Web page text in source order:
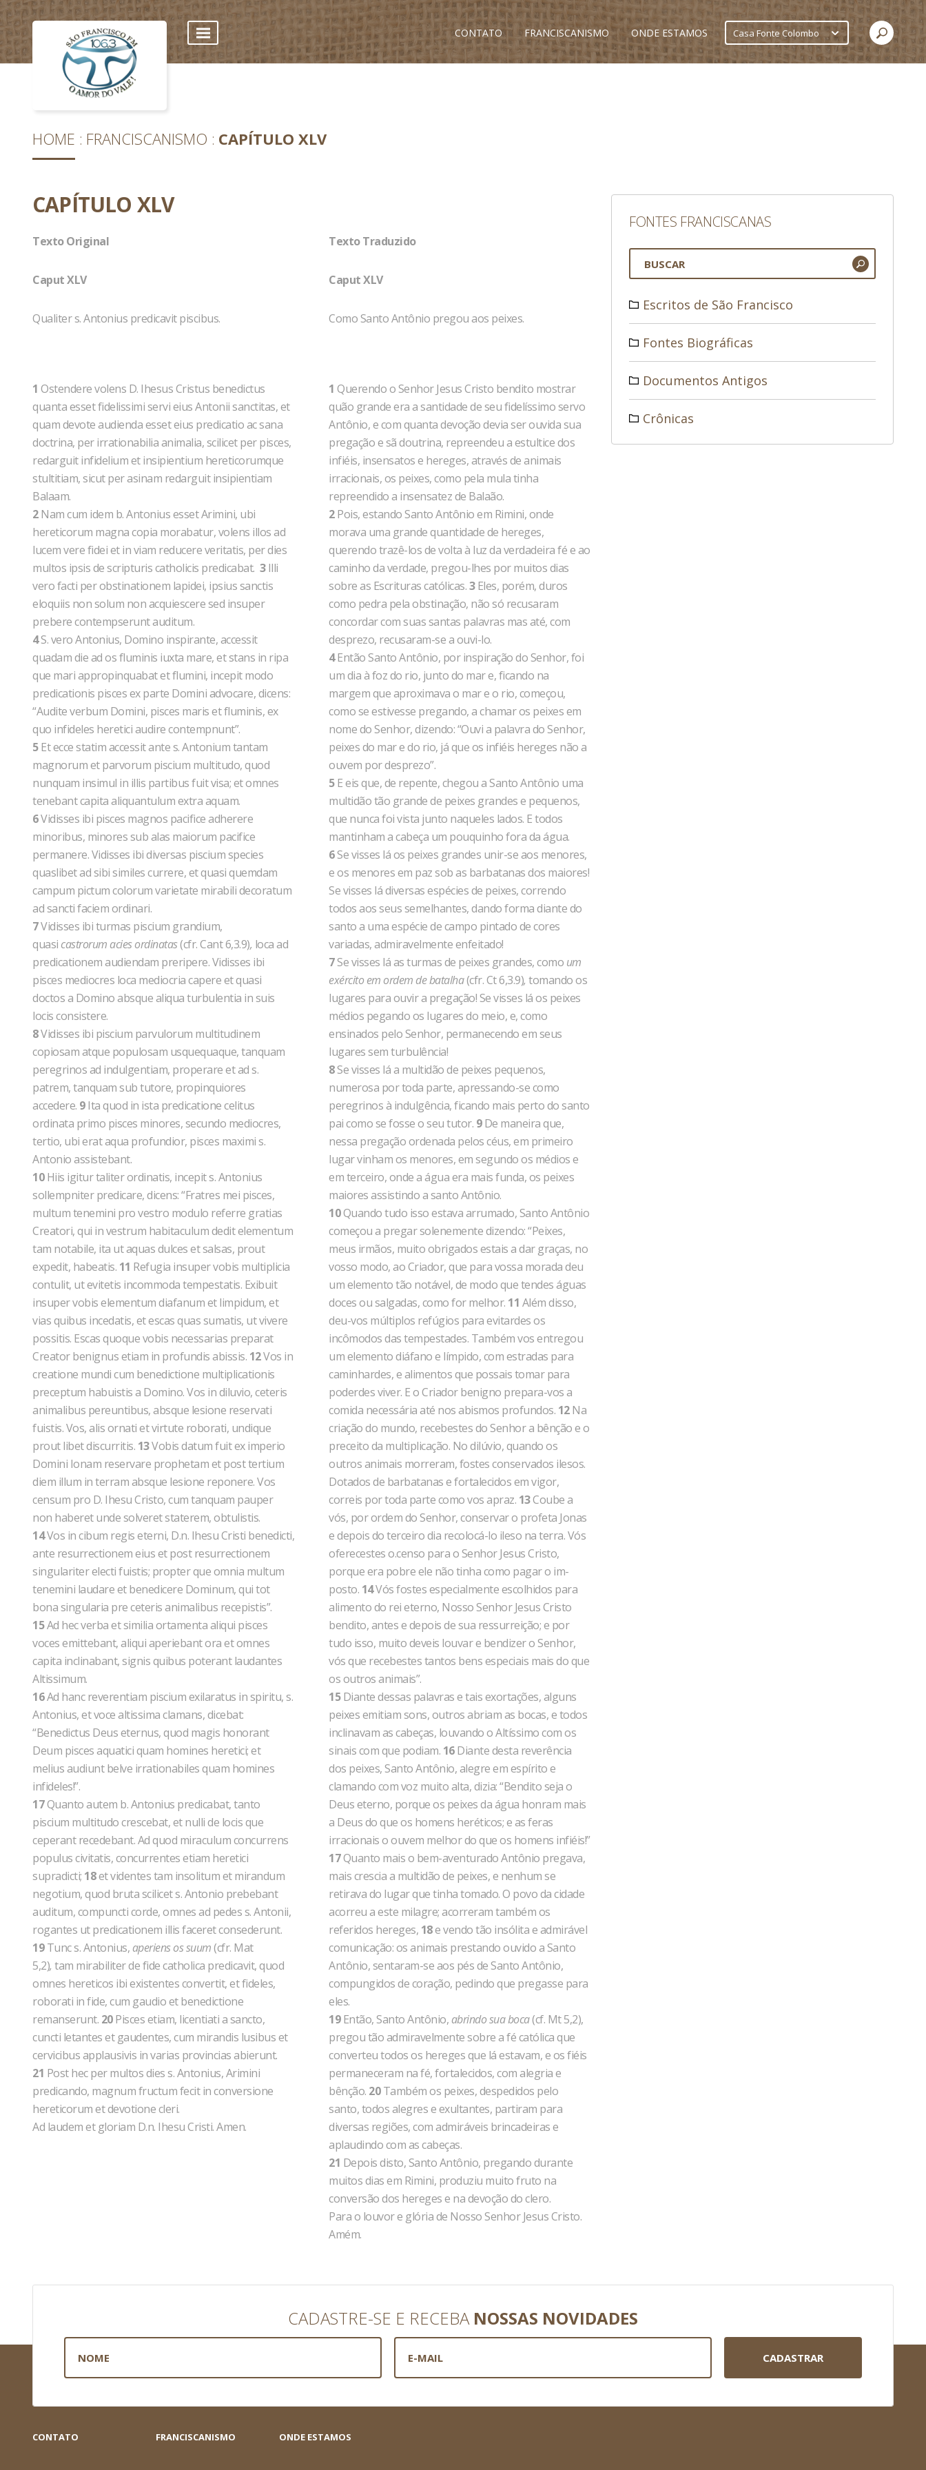
CONTATO FRANCISCANISMO ONDE ESTAMOS Casa Fonte Colombo
HOME FRANCISCANISMO CAPÍTULO XLV
CAPÍTULO XLV
Texto Original
Caput XLV
Qualiter s. Antonius predicavit piscibus.
1 Ostendere volens D. Ihesus Cristus benedictus
quanta esset fidelissimi servi eius Antonii sanctitas, et
quam devote audienda esset eius predicatio ac sana
doctrina, per irrationabilia animalia, scilicet per pisces,
redarguit infidelium et insipientium hereticorumque
stultitiam, sicut per asinam redarguit insipientiam
Balaam.
2Nam cum idem b. Antonius esset Arimini, ubi
hereticorum magna copia morabatur, volens illos ad
lucem vere fidei et in viam reducere veritatis, per dies
multos ipsis de scripturis catholicis predicabat. 3Illi
vero facti per obstinationem lapidei, ipsius sanctis
eloquiis non solum non acquiescere sed insuper
prebere contempserunt auditum.
4S. vero Antonius, Domino inspirante, accessit
quadam die ad os fluminis iuxta mare, et stans in ripa
que mari appropinquabat et flumini, incepit modo
predicationis pisces ex parte Domini advocare, dicens:
“Audite verbum Domini, pisces maris et fluminis, ex
quo infideles heretici audire contempnunt”.
5Et ecce statim accessit ante s. Antonium tantam
magnorum et parvorum piscium multitudo, quod
nunquam insimul in illis partibus fuit visa; et omnes
tenebant capita aliquantulum extra aquam.
6Vidisses ibi pisces magnos pacifice adherere
minoribus, minores sub alas maiorum pacifice
permanere. Vidisses ibi diversas piscium species
quaslibet ad sibi similes currere, et quasi quemdam
campum pictum colorum varietate mirabili decoratum
ad sancti faciem ordinari.
7Vidisses ibi turmas piscium grandium,
quasi castrorum acies ordinatas(cfr. Cant 6,3.9), loca ad
predicationem audiendam preripere. Vidisses ibi
pisces mediocres loca mediocria capere et quasi
doctos a Domino absque aliqua turbulentia in suis
locis consistere.
8Vidisses ibi piscium parvulorum multitudinem
copiosam atque populosam usquequaque, tanquam
peregrinos ad indulgentiam, properare et ad s.
patrem, tanquam sub tutore, propinquiores
accedere. 9Ita quod in ista predicatione celitus
ordinata primo pisces minores, secundo mediocres,
tertio, ubi erat aqua profundior, pisces maximi s.
Antonio assistebant.
10Hiis igitur taliter ordinatis, incepit s. Antonius
sollempniter predicare, dicens: “Fratres mei pisces,
multum tenemini pro vestro modulo referre gratias
Creatori, qui in vestrum habitaculum dedit elementum
tam notabile, ita ut aquas dulces et salsas, prout
expedit, habeatis. 11 Refugia insuper vobis multiplicia
contulit, ut evitetis incommoda tempestatis. Exibuit
insuper vobis elementum diafanum et limpidum, et
vias quibus incedatis, et escas quas sumatis, ut vivere
possitis. Escas quoque vobis necessarias preparat
Creator benignus etiam in profundis abissis. 12Vos in
creatione mundi cum benedictione multiplicationis
preceptum habuistis a Domino. Vos in diluvio, ceteris
animalibus pereuntibus, absque lesione reservati
fuistis. Vos, alis ornati et virtute roborati, undique
prout libet discurritis. 13Vobis datum fuit ex imperio
Domini Ionam reservare prophetam et post tertium
diem illum in terram absque lesione reponere. Vos
censum pro D. Ihesu Cristo, cum tanquam pauper
non haberet unde solveret staterem, obtulistis.
14Vos in cibum regis eterni, D.n. Ihesu Cristi benedicti,
ante resurrectionem eius et post resurrectionem
singulariter electi fuistis; propter que omnia multum
tenemini laudare et benedicere Dominum, qui tot
bona singularia pre ceteris animalibus recepistis”.
15Ad hec verba et similia ortamenta aliqui pisces
voces emittebant, aliqui aperiebant ora et omnes
capita inclinabant, signis quibus poterant laudantes
Altissimum.
16Ad hanc reverentiam piscium exilaratus in spiritu, s.
Antonius, et voce altissima clamans, dicebat:
“Benedictus Deus eternus, quod magis honorant
Deum pisces aquatici quam homines heretici; et
melius audiunt belve irrationabiles quam homines
infideles!”.
17Quanto autem b. Antonius predicabat, tanto
piscium multitudo crescebat, et nulli de locis que
ceperant recedebant. Ad quod miraculum concurrens
populus civitatis, concurrentes etiam heretici
supradicti; 18et videntes tam insolitum et mirandum
negotium, quod bruta scilicet s. Antonio prebebant
auditum, compuncti corde, omnes ad pedes s. Antonii,
rogantes ut predicationem illis faceret consederunt.
19Tunc s. Antonius, aperiens os suum(cfr. Mat
5,2), tam mirabiliter de fide catholica predicavit, quod
omnes hereticos ibi existentes convertit, et fideles,
roborati in fide, cum gaudio et benedictione
remanserunt. 20Pisces etiam, licentiati a sancto,
cuncti letantes et gaudentes, cum mirandis lusibus et
cervicibus applausivis in varias provincias abierunt.
21 Post hec per multos dies s. Antonius, Arimini
predicando, magnum fructum fecit in conversione
hereticorum et devotione cleri.
Ad laudem et gloriam D.n. Ihesu Cristi. Amen.
Texto Traduzido
Caput XLV
Como Santo Antônio pregou aos peixes.
1 Querendo o Senhor Jesus Cristo bendito mostrar
quão grande era a santidade de seu fidelíssimo servo
Antônio, e com quanta devoção devia ser ouvida sua
pregação e sã doutrina, repreendeu a estultice dos
infiéis, insensatos e hereges, através de animais
irracionais, os peixes, como pela mula tinha
repreendido a insensatez de Balaão.
2Pois, estando Santo Antônio em Rimini, onde
morava uma grande quantidade de hereges,
querendo trazê-los de volta à luz da verdadeira fé e ao
caminho da verdade, pregou-lhes por muitos dias
sobre as Escrituras católicas.3Eles, porém, duros
como pedra pela obstinação, não só recusaram
concordar com suas santas palavras mas até, com
desprezo, recusaram-se a ouvi-lo.
4Então Santo Antônio, por inspiração do Senhor, foi
um dia à foz do rio, junto do mar e, ficando na
margem que aproximava o mar e o rio, começou,
como se estivesse pregando, a chamar os peixes em
nome do Senhor, dizendo: “Ouvi a palavra do Senhor,
peixes do mar e do rio, já que os infiéis hereges não a
ouvem por desprezo”.
5E eis que, de repente, chegou a Santo Antônio uma
multidão tão grande de peixes grandes e pequenos,
que nunca foi vista junto naqueles lados. E todos
mantinham a cabeça um pouquinho fora da água.
6Se visses lá os peixes grandes unir-se aos menores,
e os menores em paz sob as barbatanas dos maiores!
Se visses lá diversas espécies de peixes, correndo
todos aos seus semelhantes, dando forma diante do
santo a uma espécie de campo pintado de cores
variadas, admiravelmente enfeitado!
7Se visses lá as turmas de peixes grandes, como um
exército em ordem de batalha(cfr. Ct 6,3.9), tomando os
lugares para ouvir a pregação! Se visses lá os peixes
médios pegando os lugares do meio, e, como
ensinados pelo Senhor, permanecendo em seus
lugares sem turbulência!
8Se visses lá a multidão de peixes pequenos,
numerosa por toda parte, apressando-se como
peregrinos à indulgência, ficando mais perto do santo
pai como se fosse o seu tutor. 9De maneira que,
nessa pregação ordenada pelos céus, em primeiro
lugar vinham os menores, em segundo os médios e
em terceiro, onde a água era mais funda, os peixes
maiores assistindo a santo Antônio.
10Quando tudo isso estava arrumado, Santo Antônio
começou a pregar solenemente dizendo: “Peixes,
meus irmãos, muito obrigados estais a dar graças, no
vosso modo, ao Criador, que para vossa morada deu
um elemento tão notável, de modo que tendes águas
doces ou salgadas, como for melhor. 11 Além disso,
deu-vos múltiplos refúgios para evitardes os
incômodos das tempestades. Também vos entregou
um elemento diáfano e límpido, com estradas para
caminhardes, e alimentos que possais tomar para
poderdes viver. E o Criador benigno prepara-vos a
comida necessária até nos abismos profundos. 12Na
criação do mundo, rece­bestes do Senhor a bênção e o
preceito da multiplicação. No dilúvio, quando os
outros animais morreram, fostes conservados ilesos.
Dotados de barbatanas e fortalecidos em vigor,
correis por toda parte como vos apraz. 13Coube a
vós, por ordem do Senhor, conservar o profeta Jonas
e depois do terceiro dia re­colocá-lo ileso na terra. Vós
oferecestes o.censo para o Senhor Je­sus Cristo,
porque era pobre ele não tinha como pagar o im­
posto. 14Vós fostes especialmente escolhidos para
alimento do rei eterno, Nosso Senhor Jesus Cristo
bendito, antes e depois de sua ressurreição; e por
tudo isso, muito deveis louvar e bendi­zer o Senhor,
vós que recebestes tantos bens especiais mais do que
os outros animais”.
15Diante dessas palavras e tais exortações, alguns
peixes emitiam sons, outros abriam as bocas, e todos
inclinavam as ca­beças, louvando o Altíssimo com os
sinais com que podiam. 16Diante desta reverência
dos peixes, Santo Antônio, alegre em espírito e
clamando com voz muito alta, dizia: “Bendito seja o
Deus eterno, porque os peixes da água honram mais
a Deus do que os homens heréticos; e as feras
irracionais o ouvem melhor do que os homens infiéis!”
17Quanto mais o bem-aventurado Antônio pregava,
mais crescia a multidão de peixes, e nenhum se
retirava do lugar que tinha tomado. O povo da cidade
acorreu a este milagre; acor­reram também os
referidos hereges, 18e vendo tão insólita e admirável
comunicação: os animais prestando ouvido a Santo
Antônio, sentaram-se aos pés de Santo Antônio,
compungidos de coração, pedindo que pregasse para
eles.
19Então, Santo Antônio, abrindo sua boca(cf. Mt 5,2),
pre­gou tão admiravelmente sobre a fé católica que
converteu todos os hereges que lá estavam, e os fiéis
permaneceram na fé, fortalecidos, com alegria e
bênção. 20Também os peixes, despedidos pelo
santo, todos alegres e exultantes, partiram para
diversas regiões, com admiráveis brincadeiras e
aplaudindo com as cabeças.
21 Depois disto, Santo Antônio, pregando durante
muitos dias em Rimini, produziu muito fruto na
conversão dos hereges e na devoção do clero.
Para o louvor e glória de Nosso Senhor Jesus Cristo.
Amém.
FONTES FRANCISCANAS
Escritos de São Francisco
Fontes Biográficas
Documentos Antigos
Crônicas
CADASTRE-SE E RECEBA NOSSAS NOVIDADES
CADASTRAR
CONTATO FRANCISCANISMO ONDE ESTAMOS